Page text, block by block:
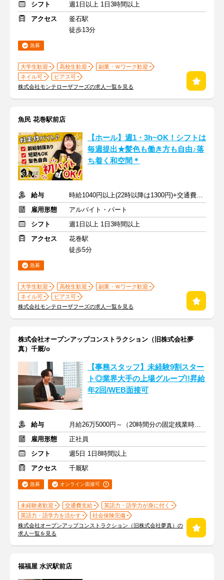
シフト
週1日以上 1日3時間以上
アクセス
釜石駅
徒歩13分
急募
大学生歓迎 高校生歓迎
副業・Ｗワーク歓迎
ネイル可
ピアス可
株式会社モンテローザフーズの求人一覧を見る
魚民 花巻駅前店
【ホール】週1・3h~OK！シフトは
毎週提出★髪色も働き方も自由♪落
ち着く和空間＊
給与
時給1040円以上(22時以降は1300円)+交通費規定内支給
雇用形態
アルバイト・パート
シフト
週1日以上 1日3時間以上
アクセス
花巻駅
徒歩5分
急募
大学生歓迎 高校生歓迎
副業・Ｗワーク歓迎
ネイル可
ピアス可
株式会社モンテローザフーズの求人一覧を見る
株式会社オープンアップコンストラクション（旧株式会社夢
真）千厩/o
【事務スタッフ】未経験9割スター
ト◎業界大手の上場グループ!!昇給
年2回/WEB面接可
給与
月給26万5000円～（20時間分の固定残業時間代を含む）
雇用形態
正社員
シフト
週5日 1日8時間以上
アクセス
千厩駅
急募 オンライン面接可
未経験者歓迎 交通費支給
英語力・語学力が身に付く
英語力・語学力を活かす
社会保険完備
株式会社オープンアップコンストラクション（旧株式会社夢真）の
求人一覧を見る
福福屋 水沢駅前店